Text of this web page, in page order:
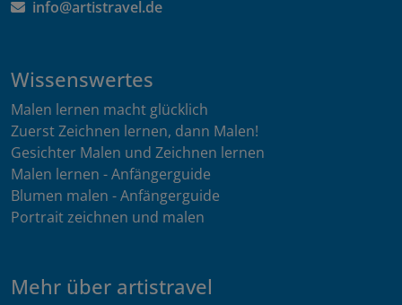
info@artistravel.de
Wissenswertes
Malen lernen macht glücklich
Zuerst Zeichnen lernen, dann Malen!
Gesichter Malen und Zeichnen lernen
Malen lernen - Anfängerguide
Blumen malen - Anfängerguide
Portrait zeichnen und malen
Mehr über artistravel